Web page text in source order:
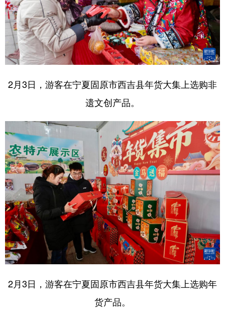
2月3日，游客在宁夏固原市西吉县年货大集上选购非
遗文创产品。
2月3日，游客在宁夏固原市西吉县年货大集上选购年
货产品。